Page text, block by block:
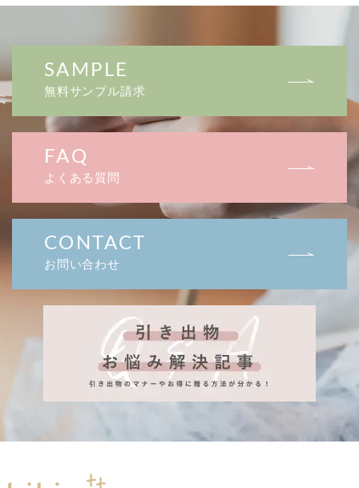
SAMPLE
無料サンプル請求
FAQ
よくある質問
CONTACT
お問い合わせ